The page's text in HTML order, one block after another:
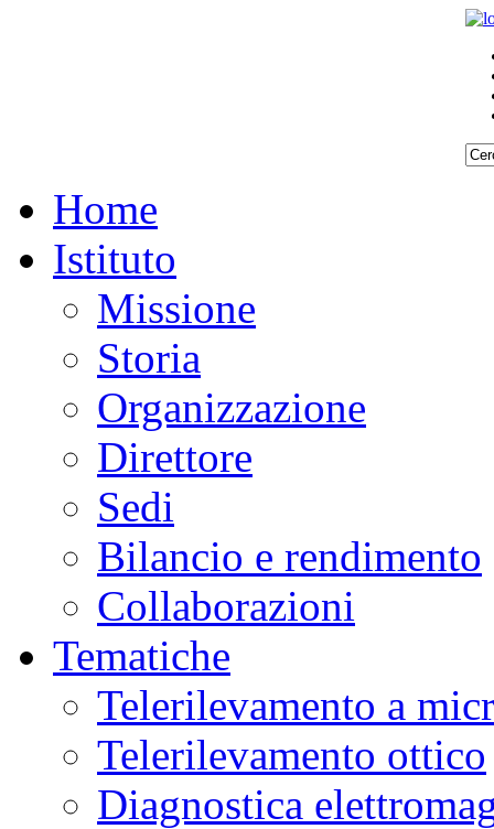
Home
Istituto
Missione
Storia
Organizzazione
Direttore
Sedi
Bilancio e rendimento
Collaborazioni
Tematiche
Telerilevamento a
Telerilevamento ottico
Diagnostica